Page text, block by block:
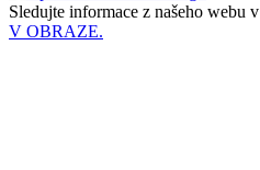
Sledujte informace z našeho webu v
V OBRAZE.